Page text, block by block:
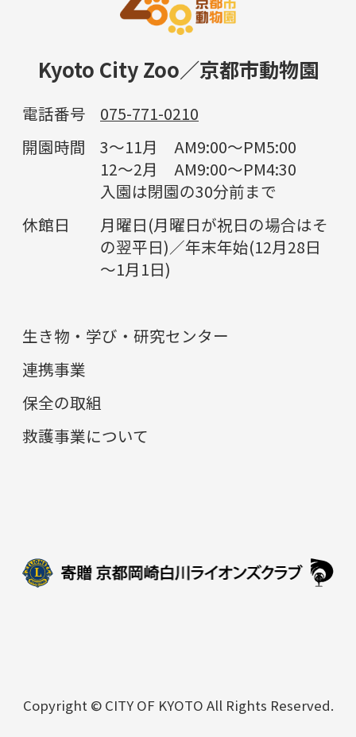
Kyoto City Zoo／京都市動物園
電話番号
075-771-0210
開園時間
3～11月 AM9:00～PM5:00
12～2月 AM9:00～PM4:30
入園は閉園の30分前まで
休館日
月曜日(月曜日が祝日の場合はそ
の翌平日)／年末年始(12月28日
～1月1日)
生き物・学び・研究センター
連携事業
保全の取組
救護事業について
Copyright © CITY OF KYOTO All Rights Reserved.